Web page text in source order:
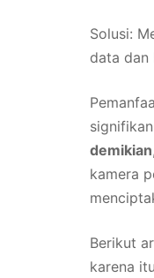
Solusi:
data dan
demikian
kamera
Berikut
karena